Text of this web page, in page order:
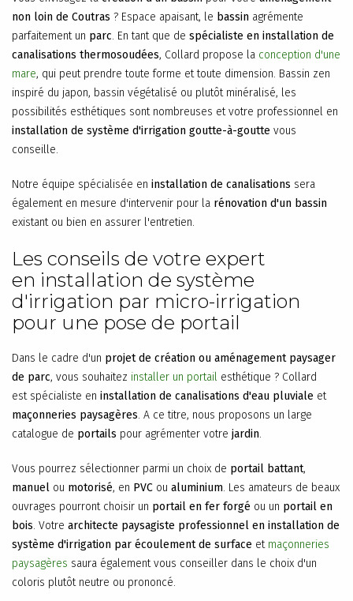
non loin de Coutras ? Espace apaisant, le bassin agrémente
parfaitement un parc. En tant que de spécialiste en installation de
canalisations thermosoudées, Collard propose la conception d'une
mare, qui peut prendre toute forme et toute dimension. Bassin zen
inspiré du japon, bassin végétalisé ou plutôt minéralisé, les
possibilités esthétiques sont nombreuses et votre professionnel en
installation de système d'irrigation goutte-à-goutte vous
conseille.
Notre équipe spécialisée en installation de canalisations sera
également en mesure d'intervenir pour la rénovation d'un bassin
existant ou bien en assurer l'entretien.
Les conseils de votre expert
en installation de système
d'irrigation par micro-irrigation
pour une pose de portail
Dans le cadre d'un projet de création ou aménagement paysager
de parc, vous souhaitez installer un portail esthétique ? Collard
est spécialiste en installation de canalisations d'eau pluviale et
maçonneries paysagères. A ce titre, nous proposons un large
catalogue de portails pour agrémenter votre jardin.
Vous pourrez sélectionner parmi un choix de portail battant,
manuel ou motorisé, en PVC ou aluminium. Les amateurs de beaux
ouvrages pourront choisir un portail en fer forgé ou un portail en
bois. Votre architecte paysagiste professionnel en installation de
système d'irrigation par écoulement de surface et maçonneries
paysagères saura également vous conseiller dans le choix d'un
coloris plutôt neutre ou prononcé.